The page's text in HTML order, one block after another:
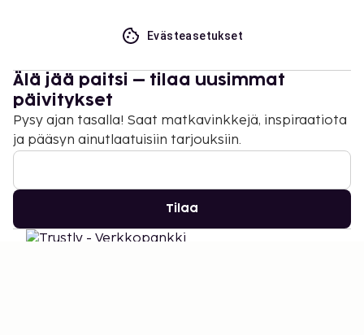
Evästeasetukset
Älä jää paitsi – tilaa uusimmat
päivitykset
Pysy ajan tasalla! Saat matkavinkkejä, inspiraatiota
ja pääsyn ainutlaatuisiin tarjouksiin.
Tilaa